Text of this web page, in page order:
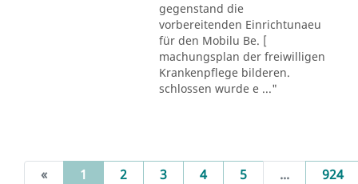
gegenstand die
vorbereitenden Einrichtunaeu
für den Mobilu Be. [
machungsplan der freiwilligen
Krankenpflege bilderen.
schlossen wurde e ..."
« 1 (current)
2 3 4 5 ... 924